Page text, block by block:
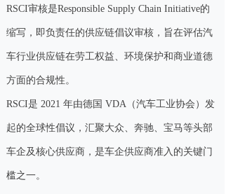
RSCI审核是Responsible Supply Chain Initiative的
缩写，即负责任的供应链倡议审核，旨在评估汽
车行业供应链在劳工权益、环境保护和商业道德
方面的合规性。
RSCI是 2021 年由德国 VDA（汽车工业协会）发
起的全球性倡议，汇聚大众、奔驰、宝马等头部
车企及核心供应商，是车企供应商准入的关键门
槛之一。